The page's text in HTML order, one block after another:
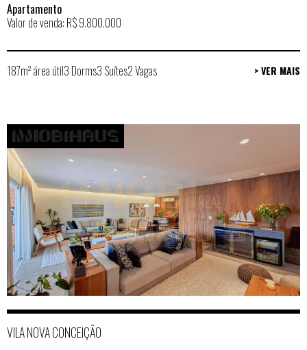
Apartamento
Valor de venda: R$ 9.800.000
187m² área útil3 Dorms3 Suítes2 Vagas > VER MAIS
VILA NOVA CONCEIÇÃO